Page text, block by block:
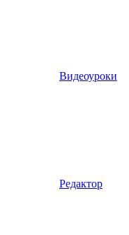
Видеоуроки
Редактор